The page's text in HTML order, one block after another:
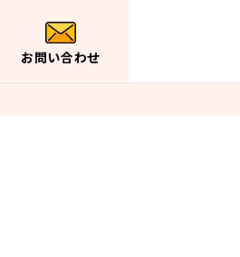
お問い合わせ